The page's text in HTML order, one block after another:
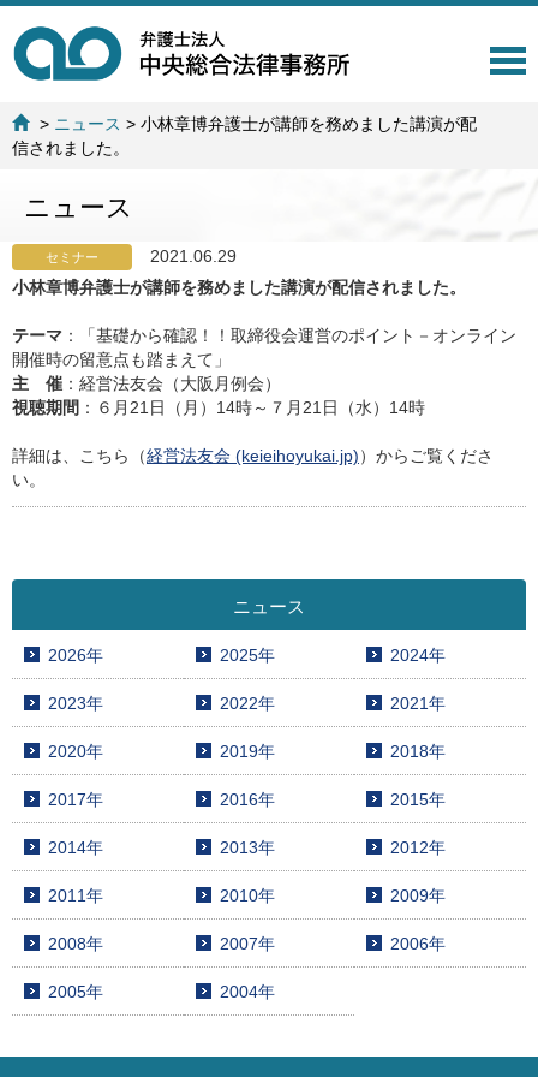
T
t
> ニュース >小林章博弁護士が講師を務めました講演が配
信されました。
ニュース
セミナー
2021.06.29
小林章博弁護士が講師を務めました講演が配信されました。
テーマ ：「基礎から確認！！取締役会運営のポイント－オンライン
開催時の留意点も踏まえて」
主 催 ：経営法友会（大阪月例会）
視聴期間 ：６月21日（月）14時～７月21日（水）14時
詳細は、こちら（経営法友会 (keieihoyukai.jp)）からご覧くださ
い。
ニュース
2026年 2025年 2024年
2023年 2022年 2021年
2020年 2019年 2018年
2017年 2016年 2015年
2014年 2013年 2012年
2011年 2010年 2009年
2008年 2007年 2006年
2005年 2004年